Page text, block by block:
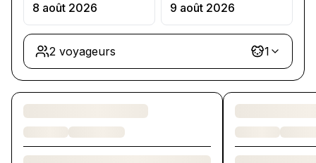
8 août 2026 9 août 2026
2 voyageurs 1
Chargement des chambres et des formules…